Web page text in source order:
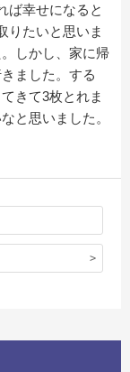
ば幸せになると
りたいと思いま
しかし、家に帰
ました。する
きて3枚とれま
と思いました。